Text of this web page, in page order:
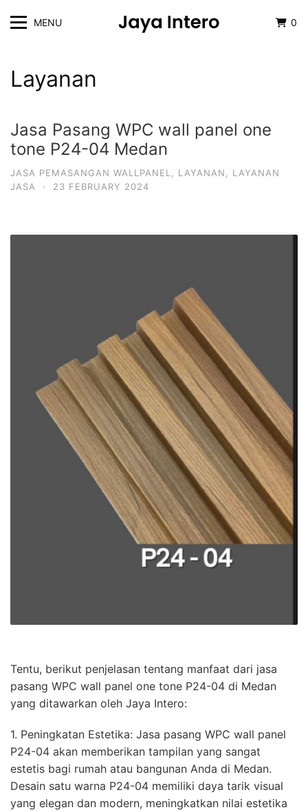
MENU 0
Layanan
Jasa Pasang WPC wall panel one
tone P24-04 Medan
JASA PEMASANGAN WALLPANEL LAYANAN
LAYANAN
JASA
· 23 FEBRUARY 2024
Tentu, berikut penjelasan tentang manfaat dari jasa
pasang WPC wall panel one tone P24-04 di Medan
yang ditawarkan oleh Jaya Intero:
1. Peningkatan Estetika: Jasa pasang WPC wall panel
P24-04 akan memberikan tampilan yang sangat
estetis bagi rumah atau bangunan Anda di Medan.
Desain satu warna P24-04 memiliki daya tarik visual
yang elegan dan modern, meningkatkan nilai estetika